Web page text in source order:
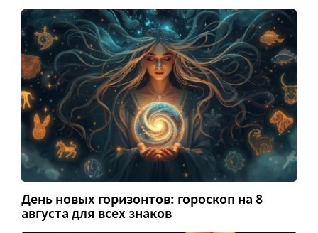
День новых горизонтов: гороскоп на 8
августа для всех знаков